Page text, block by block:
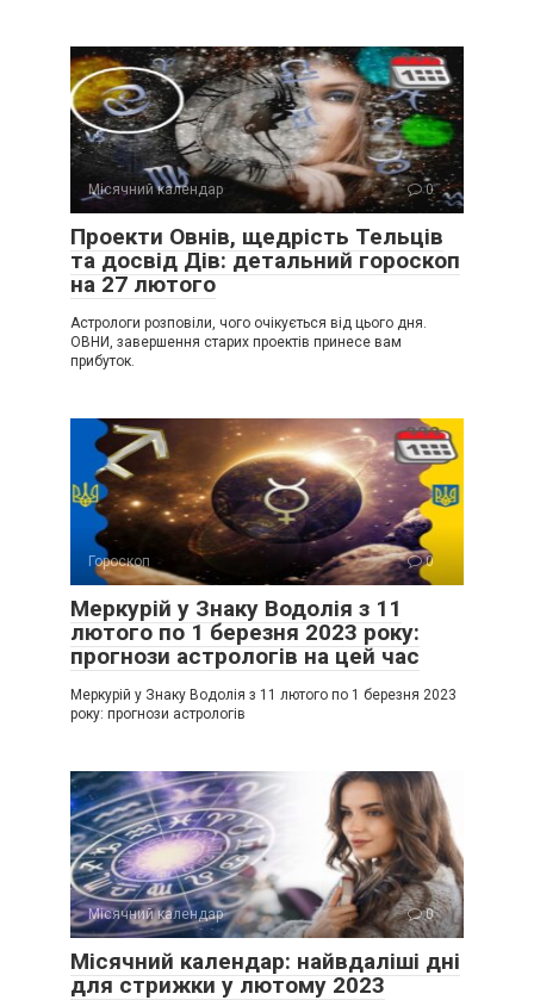
Місячний календар 0
Проекти Овнів, щедрість Тельців
та досвід Дів: детальний гороскоп
на 27 лютого
Астрологи розповіли, чого очікується від цього дня.
ОВНИ, завершення старих проектів принесе вам
прибуток.
Гороскоп 0
Меркурій у Знаку Водолія з 11
лютого по 1 березня 2023 року:
прогнози астрологів на цей час
Меркурій у Знаку Водолія з 11 лютого по 1 березня 2023
року: прогнози астрологів
Місячний календар 0
Місячний календар: найвдаліші дні
для стрижки у лютому 2023